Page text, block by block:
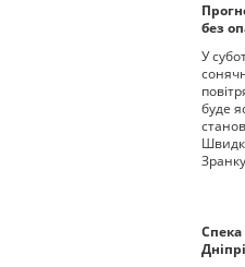
без
У
буде
Спека